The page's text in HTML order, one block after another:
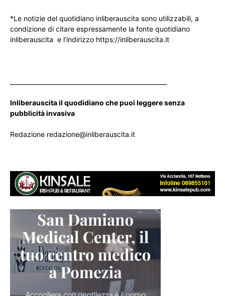
*Le notizie del quotidiano inliberauscita sono utilizzabili, a
condizione di citare espressamente la fonte quotidiano
inliberauscita e l’indirizzo https://inliberauscita.it
Inliberauscita il quodidiano che puoi leggere senza
pubblicità invasiva
Redazione redazione@inliberauscita.it